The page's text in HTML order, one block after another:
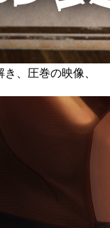
、圧巻の映像、